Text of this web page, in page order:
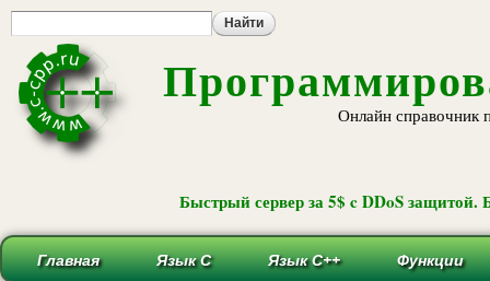
Онлайн справочник
Быстрый сервер за 5$ c DDoS защитой.
Главная Язык С Язык С++ Функции